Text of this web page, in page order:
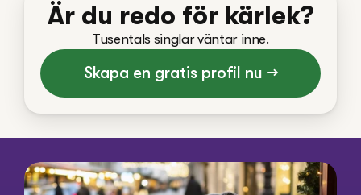
Är du redo för kärlek?
Tusentals singlar väntar inne.
Skapa en gratis profil nu →